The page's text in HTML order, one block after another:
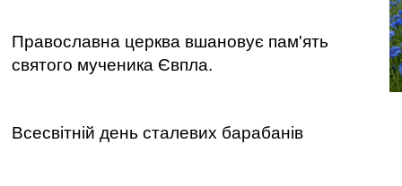
Православна церква вшановує пам'ять
святого мученика Євпла.
Всесвітній день сталевих барабанів